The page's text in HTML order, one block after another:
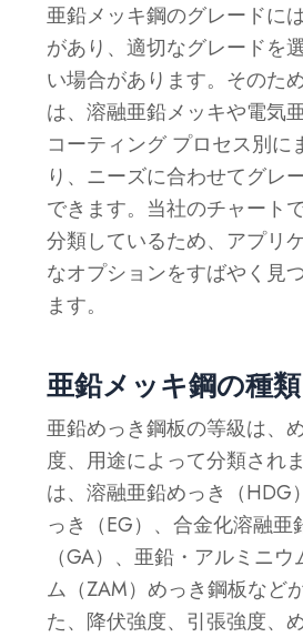
亜鉛メッキ鋼のグレードに
があり、適切なグレードを
い場合があります。そのた
は、溶融亜鉛メッキや電気
コーティング プロセス別に
り、ニーズに合わせてグレ
できます。当社のチャート
分類しているため、アプリ
なオプションをすばやく見
ます。
亜鉛メッキ鋼の種類
亜鉛めっき鋼板の等級は、
度、用途によって分類され
は、溶融亜鉛めっき（HDG
っき（EG）、合金化溶融亜
（GA）、亜鉛・アルミニ
ム（ZAM）めっき鋼板など
た、降伏強度、引張強度、